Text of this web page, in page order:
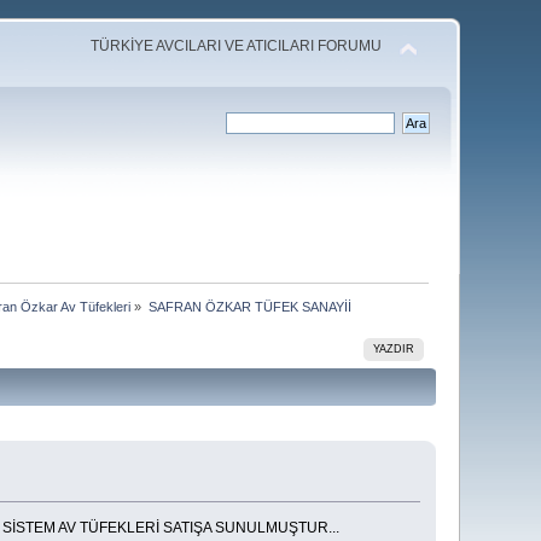
TÜRKİYE AVCILARI VE ATICILARI FORUMU
Özkar Av Tüfekleri » SAFRAN ÖZKAR TÜFEK SANAYİİ
YAZDIR
AV TÜFEKLERİ SATIŞA SUNULMUŞTUR...